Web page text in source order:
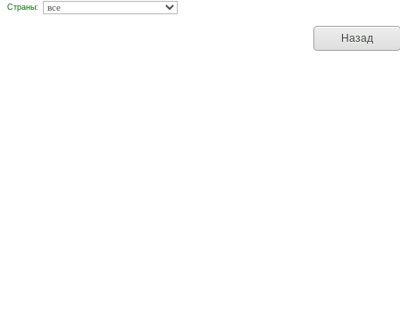
Страны:
Назад